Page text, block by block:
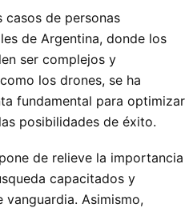
casos de personas
de Argentina, donde los
ser complejos y
los drones, se ha
fundamental para optimizar
posibilidades de éxito.
de relieve la importancia
capacitados y
Asimismo,